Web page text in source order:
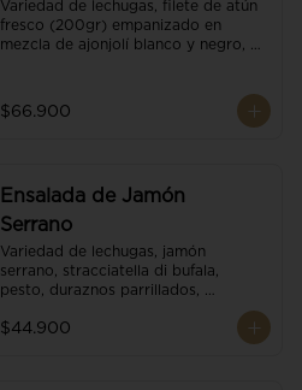
Variedad de lechugas, filete de atún
fresco (200gr) empanizado en
mezcla de ajonjolí blanco y negro,
parmesano, puerro crocante y
reducción de balsámico.
$66.900
Ensalada de Jamón
Serrano
Variedad de lechugas, jamón
serrano, stracciatella di bufala,
pesto, duraznos parrillados,
tomate cherry y vinagreta
$44.900